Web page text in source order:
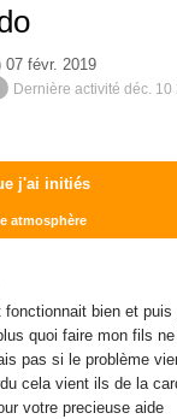
07 févr. 2019
Dernière activité déc. 10
j'ai initiés
atmosphère
fonctionnait bien et
quoi faire mon fils
pas si le problème
cela vient ils de la
votre precieuse aide